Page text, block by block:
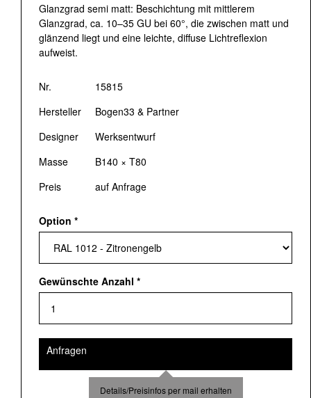
Glanzgrad semi matt: Beschichtung mit mittlerem
Glanzgrad, ca. 10–35 GU bei 60°, die zwischen matt und
glänzend liegt und eine leichte, diffuse Lichtreflexion
aufweist.
Nr.
15815
Hersteller
Bogen33 & Partner
Designer
Werksentwurf
Masse
B140 × T80
Preis
auf Anfrage
Option *
Gewünschte Anzahl *
Anfragen
Details/Preisinfos per mail erhalten